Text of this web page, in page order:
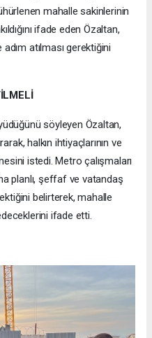
mahalle sakinlerinin
ifade eden Özaltan,
atılması gerektiğini
söyleyen Özaltan,
halkın ihtiyaçlarının ve
istedi. Metro çalışmaları
planlı, şeffaf ve vatandaş
belirterek, mahalle
ifade etti.